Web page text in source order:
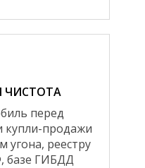
ЧИСТОТА
перед
купли-продажи
угона, реестру
базе ГИБДД